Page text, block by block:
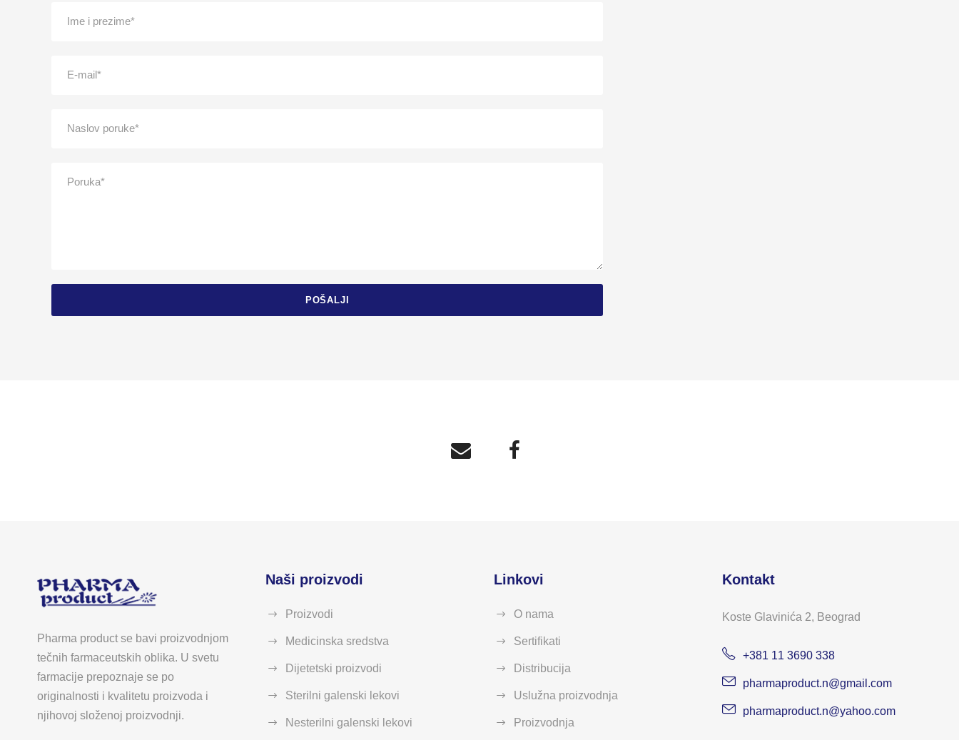
Pharma product se bavi proizvodnjom
tečnih farmaceutskih oblika. U svetu
farmacije prepoznaje se po
originalnosti i kvalitetu proizvoda i
njihovoj složenoj proizvodnji.
Naši proizvodi
Proizvodi
Medicinska sredstva
Dijetetski proizvodi
Sterilni galenski lekovi
Nesterilni galenski lekovi
Linkovi
O nama
Sertifikati
Distribucija
Uslužna proizvodnja
Proizvodnja
Kontakt
Koste Glavinića 2, Beograd
+381 11 3690 338
pharmaproduct.n@gmail.com
pharmaproduct.n@yahoo.com